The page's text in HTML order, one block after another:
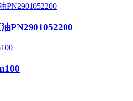
PN2901052200